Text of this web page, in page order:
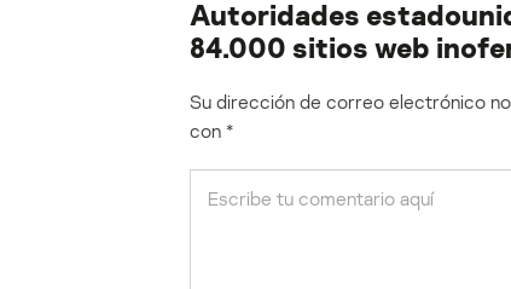
Autoridades
84.000 sitios web
Su dirección de correo electrónico
con *